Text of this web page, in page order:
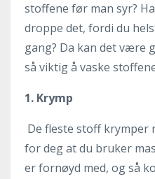
stoffene før man syr?
droppe det, fordi du
gang? Da kan det være
så viktig å vaske
1. Krymp
De fleste stoff krymper
for deg at du bruker
er fornøyd med, og så